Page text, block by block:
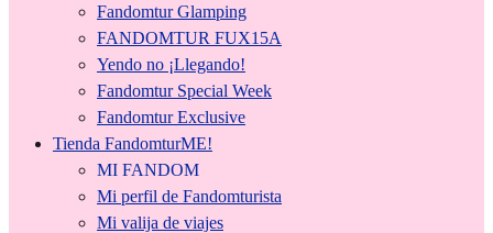
Fandomtur Glamping
FANDOMTUR FUX15A
Yendo no ¡Llegando!
Fandomtur Special Week
Fandomtur Exclusive
Tienda FandomturME!
MI FANDOM
Mi perfil de Fandomturista
Mi valija de viajes